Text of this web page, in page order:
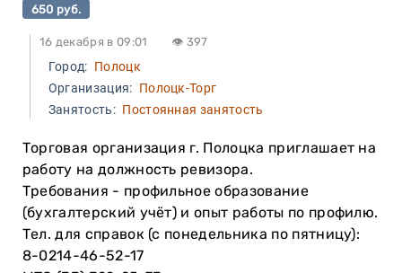
650 руб.
16 декабря в 09:01 👁 397
Город: Полоцк
Организация: Полоцк-Торг
Занятость:Постоянная занятость
Торговая организация г. Полоцка приглашает на
работу на должность ревизора.
Требования - профильное образование
(бухгалтерский учёт) и опыт работы по профилю.
Тел. для справок (с понедельника по пятницу):
8-0214-46-52-17